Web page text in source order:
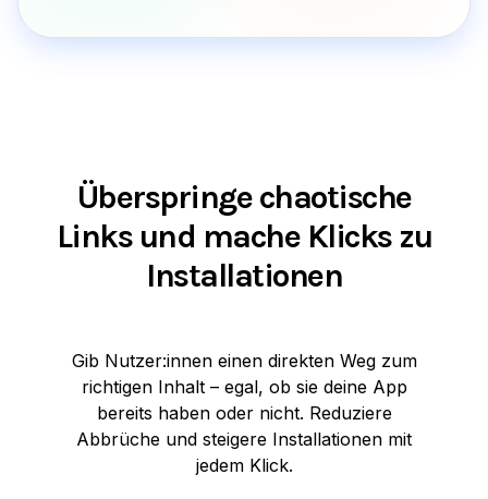
Überspringe chaotische
Links und mache Klicks zu
Installationen
Gib Nutzer:innen einen direkten Weg zum
richtigen Inhalt – egal, ob sie deine App
bereits haben oder nicht. Reduziere
Abbrüche und steigere Installationen mit
jedem Klick.